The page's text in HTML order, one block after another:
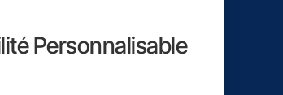
Personnalisable